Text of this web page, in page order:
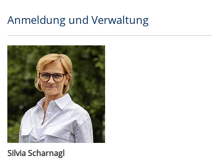
Anmeldung und Verwaltung
Silvia Scharnagl